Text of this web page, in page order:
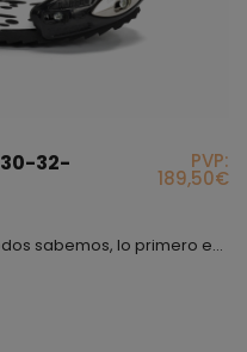
30-32-
PVP:
189,50€
Nueva bota infantil racing, como todos sabemos, lo primero es la seguridad y protección de nuestros peques, y que mejor que un producto fabricado en España por nosotros, con toda la delicadeza que este modelo requiere. Fabricado en microfibra con una gran amplitud de tallas; hemos analizado todas las zonas más vulnerables del pie como pueden ser: tobillos, empeine, tibia y parte lateral exterior, las cuales llevan una protección extraordinaria para evitar al máximo que ...